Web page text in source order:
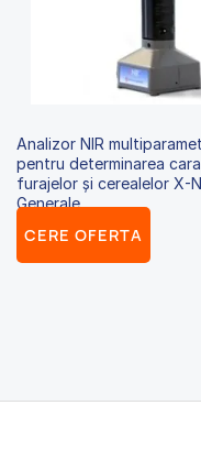
Analizor NIR
pentru determinarea
furajelor și cerealelor X-
Generale
CERE OFERTA